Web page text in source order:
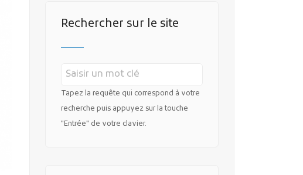
Rechercher sur le site
Tapez la requête qui correspond à votre
recherche puis appuyez sur la touche
"Entrée" de votre clavier.